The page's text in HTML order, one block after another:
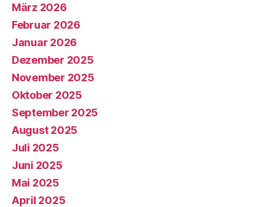
März 2026
Februar 2026
Januar 2026
Dezember 2025
November 2025
Oktober 2025
September 2025
August 2025
Juli 2025
Juni 2025
Mai 2025
April 2025